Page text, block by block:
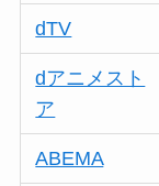
dTV
dアニメスト
ア
ABEMA